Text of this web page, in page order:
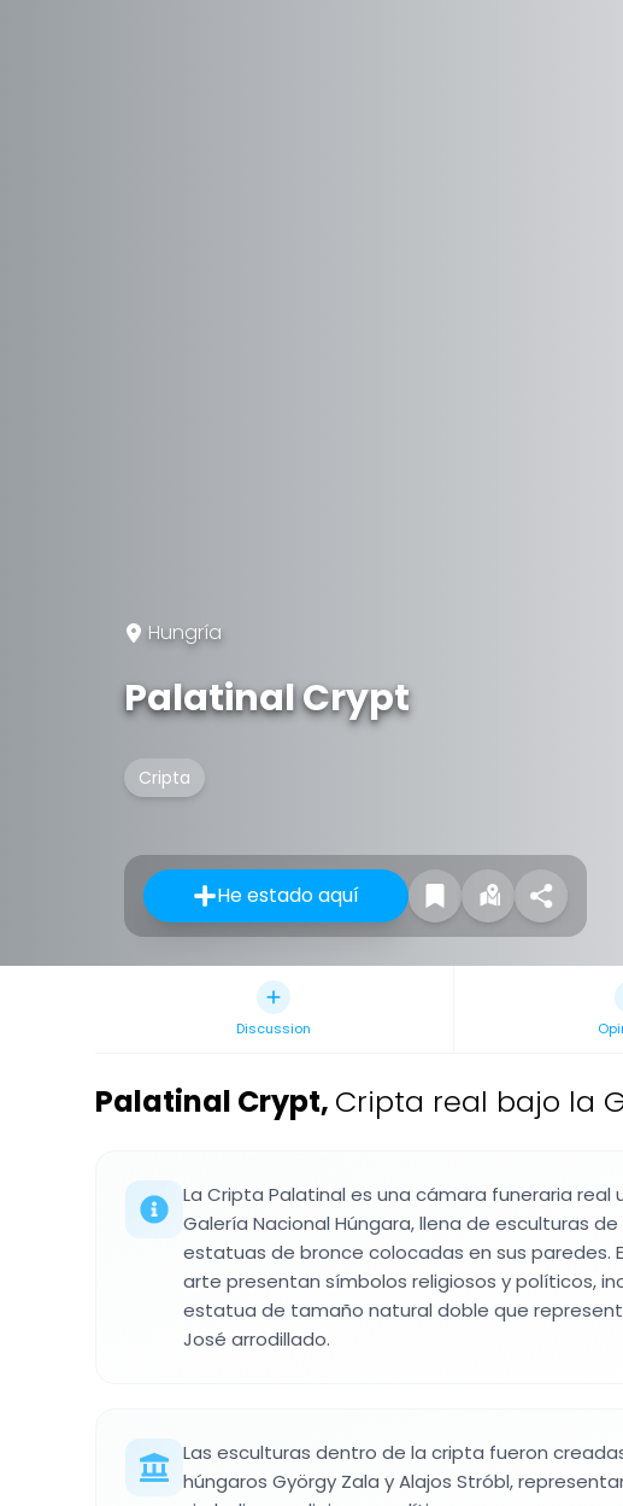
Hungría
Palatinal Crypt
Cripta
He estado aquí
Discussion
Palatinal Crypt, Cripta real bajo la
La Cripta Palatinal es una cámara funeraria real
Galería Nacional Húngara, llena de esculturas
estatuas de bronce colocadas en sus paredes.
arte presentan símbolos religiosos y políticos,
estatua de tamaño natural doble que
José arrodillado.
Las esculturas dentro de la cripta fueron
húngaros György Zala y Alajos Stróbl,